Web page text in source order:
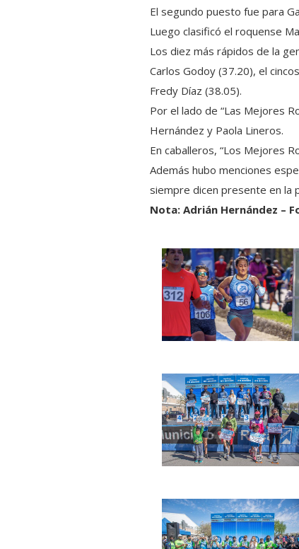
El segundo puesto fue para
Luego clasificó el roquense
Los diez más rápidos de la
Carlos Godoy (37.20), el
Fredy Díaz (38.05).
Por el lado de “Las Mejores
Hernández y Paola Lineros.
En caballeros, “Los Mejores
Además hubo menciones
siempre dicen presente en la
Nota: Adrián Hernández –